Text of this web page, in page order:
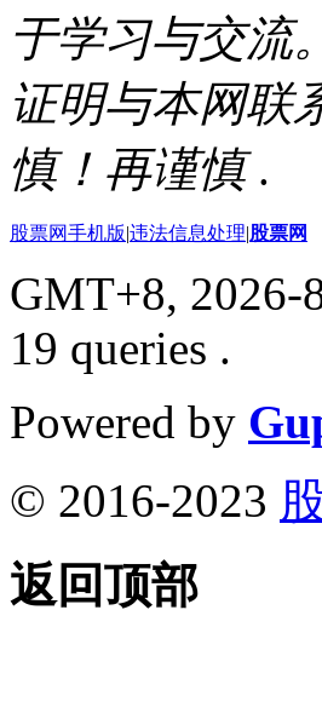
于学习与交流
证明与本网联
慎！再谨慎 .
股票网手机版|违法信息处理|股票网
GMT+8, 2026-
19 queries .
Powered by
© 2016-2023
返回顶部